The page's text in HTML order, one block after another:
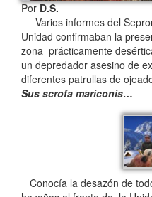
PorD.S.
Varios informes del
Unidad confirmaban la
zona prácticamente
un depredador asesino de
diferentes patrullas de
Sus scrofa mariconis…
Conocía la desazón de